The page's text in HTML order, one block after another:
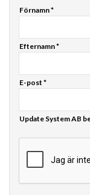
Förnamn *
Efternamn *
E-post *
Update System AB